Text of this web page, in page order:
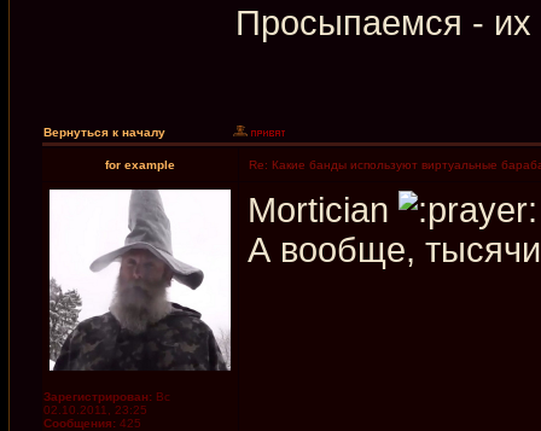
Просыпаемся - их
Вернуться к началу
for example Re: Какие банды используют виртуальные
Зарегистрирован: Вс
02.10.2011, 23:25
Сообщения: 425
Mortician
А вообще,